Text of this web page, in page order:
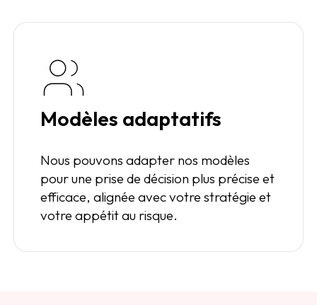
Modèles adaptatifs
Nous pouvons adapter nos modèles
pour une prise de décision plus précise et
efficace, alignée avec votre stratégie et
votre appétit au risque.